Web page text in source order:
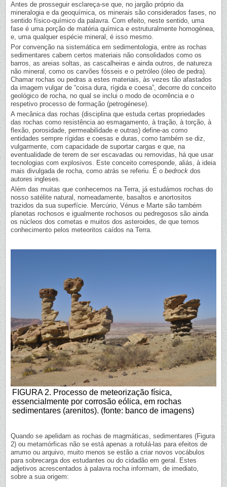
Antes de prosseguir esclareça-se que, no jargão próprio da
mineralogia e da geoquímica, os minerais são considerados fases, no
sentido físico-químico da palavra. Com efeito, neste sentido, uma
fase é uma porção de matéria química e estruturalmente homogénea,
e, uma qualquer espécie mineral, é isso mesmo.
Por convenção na sistemática em sedimentologia, entre as rochas
sedimentares cabem certos materiais não consolidados como os
barros, as areias soltas, as cascalheiras e ainda outros, de natureza
não mineral, como os carvões fósseis e o petróleo (óleo de pedra).
Chamar rochas ou pedras a estes materiais, às vezes tão afastados
da imagem vulgar de “coisa dura, rígida e coesa”, decorre do conceito
geológico de rocha, no qual se inclui o modo de ocorrência e o
respetivo processo de formação (petrogénese).
A mecânica das rochas (disciplina que estuda certas propriedades
das rochas como resistência ao esmagamento, à tração, à torção, à
flexão, porosidade, permeabilidade e outras) define-as como
entidades sempre rígidas e coesas e duras, como também se diz,
vulgarmente, com capacidade de suportar cargas e que, na
eventualidade de terem de ser escavadas ou removidas, há que usar
tecnologias com explosivos. Este conceito corresponde, aliás, à ideia
mais divulgada de rocha, como atrás se referiu. É o bedrock dos
autores ingleses.
Além das muitas que conhecemos na Terra, já estudámos rochas do
nosso satélite natural, nomeadamente, basaltos e anortositos
trazidos da sua superfície. Mercúrio, Vénus e Marte são também
planetas rochosos e igualmente rochosos ou pedregosos são ainda
os núcleos dos cometas e muitos dos asteroides, de que temos
conhecimento pelos meteoritos caídos na Terra.
FIGURA 2. Processo de meteorização física,
essencialmente por corrosão eólica, em rochas
sedimentares (arenitos). (fonte: banco de imagens)
Quando se apelidam as rochas de magmáticas, sedimentares (Figura
2) ou metamórficas não se está apenas a rotulá-las para efeitos de
arrumo ou arquivo, muito menos se estão a criar novos vocábulos
para sobrecarga dos estudantes ou do cidadão em geral. Estes
adjetivos acrescentados à palavra rocha informam, de imediato,
sobre a sua origem: